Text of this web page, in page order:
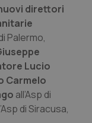
Ulcerosa
direttori
Palermo,
Lucio
Carmelo
all’Asp di
di Siracusa,